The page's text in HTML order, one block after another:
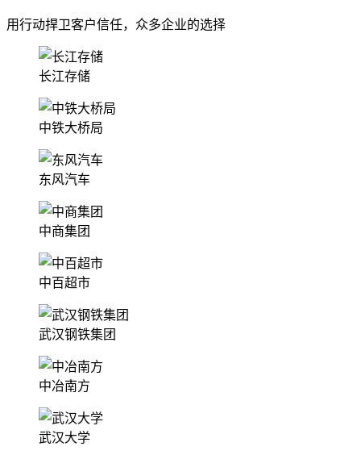
用行动捍卫客户信任，众多企业的选择
长江存储
中铁大桥局
东风汽车
中商集团
中百超市
武汉钢铁集团
中冶南方
武汉大学